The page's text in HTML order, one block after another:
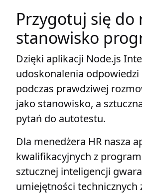
Przygotuj się
stanowisko
Dzięki aplikacji Node.js
udoskonalenia
podczas prawdziwej
jako stanowisko, a
pytań do autotestu.
Dla menedżera HR nasza
kwalifikacyjnych z
sztucznej inteligencji
umiejętności technicznych